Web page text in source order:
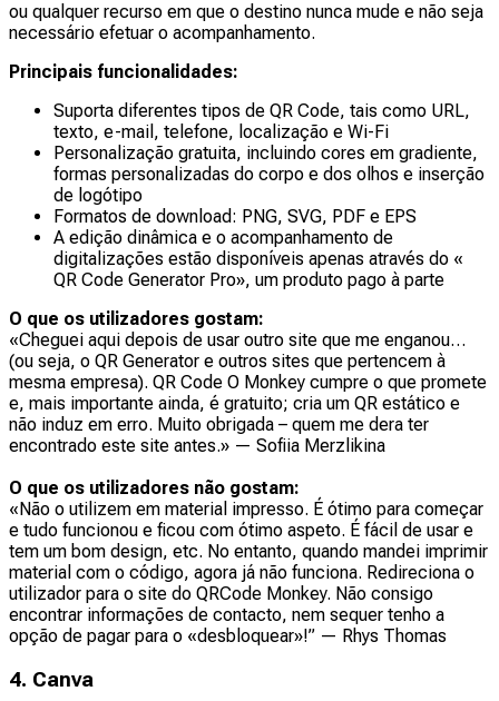
ou qualquer recurso em que o destino nunca mude e não seja
necessário efetuar o acompanhamento.
Principais funcionalidades:
Suporta diferentes tipos de QR Code, tais como URL,
texto, e-mail, telefone, localização e Wi-Fi
Personalização gratuita, incluindo cores em gradiente,
formas personalizadas do corpo e dos olhos e inserção
de logótipo
Formatos de download: PNG, SVG, PDF e EPS
A edição dinâmica e o acompanhamento de
digitalizações estão disponíveis apenas através do «
QR Code Generator Pro», um produto pago à parte
O que os utilizadores gostam:
«Cheguei aqui depois de usar outro site que me enganou…
(ou seja, o QR Generator e outros sites que pertencem à
mesma empresa). QR Code O Monkey cumpre o que promete
e, mais importante ainda, é gratuito; cria um QR estático e
não induz em erro. Muito obrigada – quem me dera ter
encontrado este site antes.» — Sofiia Merzlikina
O que os utilizadores não gostam:
«Não o utilizem em material impresso. É ótimo para começar
e tudo funcionou e ficou com ótimo aspeto. É fácil de usar e
tem um bom design, etc. No entanto, quando mandei imprimir
material com o código, agora já não funciona. Redireciona o
utilizador para o site do QRCode Monkey. Não consigo
encontrar informações de contacto, nem sequer tenho a
opção de pagar para o «desbloquear»!” — Rhys Thomas
4. Canva